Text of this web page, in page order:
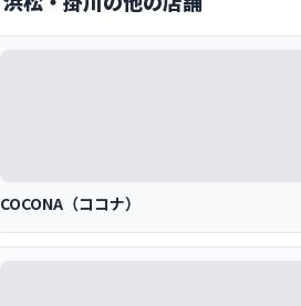
COCONA（ココナ）